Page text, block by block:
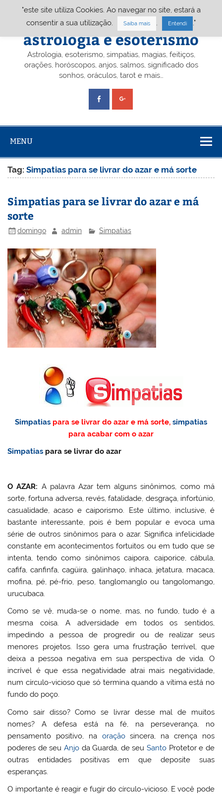
Portal A&E – Portal
astrologia e esoterismo
Astrologia, esoterismo, simpatias, magias, feitiços,
orações, horóscopos, anjos, salmos, significado dos
sonhos, oráculos, tarot e mais…
MENU
Tag:Simpatias para se livrar do azar e má sorte
Simpatias para se livrar do azar e má
sorte
domingo admin Simpatias
Simpatias para se livrar do azar e má sorte, simpatias
para acabar com o azar
Simpatias para se livrar do azar
O AZAR: A palavra Azar tem alguns sinônimos, como má
sorte, fortuna adversa, revés, fatalidade, desgraça, infortúnio,
casualidade, acaso e caiporismo. Este último, inclusive, é
bastante interessante, pois é bem popular e evoca uma
série de outros sinônimos para o azar. Significa infelicidade
constante em acontecimentos fortuitos ou em tudo que se
intenta, tendo como sinônimos caipora, caiporice, cábula,
cafifa, canfinfa, cagüira, galinhaço, inhaca, jetatura, macaca,
mofina, pé, pé-frio, peso, tanglomanglo ou tangolomango,
urucubaca.
Como se vê, muda-se o nome, mas, no fundo, tudo é a
mesma coisa. A adversidade em todos os sentidos,
impedindo a pessoa de progredir ou de realizar seus
menores projetos. Isso gera uma frustração terrível, que
deixa a pessoa negativa em sua perspectiva de vida. O
incrível é que essa negatividade atrai mais negatividade,
num círculo-vicioso que só termina quando a vítima está no
fundo do poço.
Como sair disso? Como se livrar desse mal de muitos
nomes? A defesa está na fé, na perseverança, no
pensamento positivo, na oraçãosincera, na crença nos
poderes de seu Anjo da Guarda, de seuSanto Protetor e de
outras entidades positivas em que deposite suas
esperanças.
O importante é reagir e fugir do círculo-vicioso. E você pode
"este site utiliza Cookies. Ao navegar no site, estará a
consentir a sua utilização.
Saiba mais Entendi ."